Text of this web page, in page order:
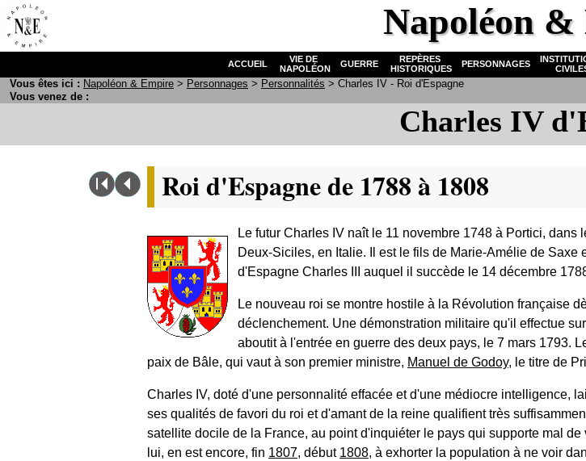
Napoléon
Charles IV
Roi d'Espagne de 1788 à 1808
Le futur Charles IV naît le 11 novembre 1748 à Portici, dans
Deux-Siciles, en Italie. Il est le fils de Marie-Amélie de Saxe
d'Espagne Charles III auquel il succède le 14 décembre
Le nouveau roi se montre hostile à la Révolution française
déclenchement. Une démonstration militaire qu'il effectue
aboutit à l'entrée en guerre des deux pays, le 7 mars 1793.
paix de Bâle, qui vaut à son premier ministre, Manuel de Godoy, le titre de
Charles IV, doté d'une personnalité effacée et d'une médiocre intelligence,
ses qualités de favori du roi et d'amant de la reine qualifient très
satellite docile de la France, au point d'inquiéter le pays qui supporte mal
lui, en est encore, fin 1807, début 1808, à exhorter la population à ne voir
ACCUEIL
VIE DE
NAPOLÉON
GUERRE
REPÈRES
HISTORIQUES
PERSONNAGES
Vous êtes ici : Napoléon & Empire > Personnages > Personnalités > Charles IV - Roi d'Espagne
Vous venez de :